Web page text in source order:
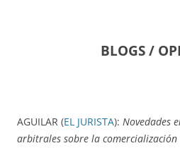
BLOGS /
AGUILAR (EL JURISTA): Novedades
arbitrales sobre la